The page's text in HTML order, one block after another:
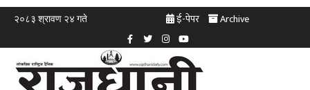
२०८३ श्रावण २४ गते ई-पेपर Archive